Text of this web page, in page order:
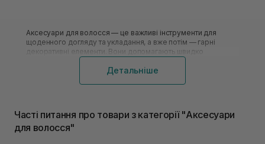
Аксесуари для волосся — це важливі інструменти для
щоденного догляду та укладання, а вже потім — гарні
декоративні елементи. Вони допомагають швидко
впорядкувати зачіску, зменшити ламкість пасом і створити
акуратний вигляд без зайвих зусиль. Такі засоби підходять
Які бувають аксесуари для волосся?
Детальніше
Часті питання про товари з категорії "Аксесуари
для волосся"